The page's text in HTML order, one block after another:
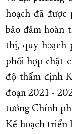
hoạch đã được
bảo đảm hoàn
thị, quy hoạch
phối hợp chặt
độ thẩm định
đoạn 2021 -
tướng Chính
Kế hoạch triển